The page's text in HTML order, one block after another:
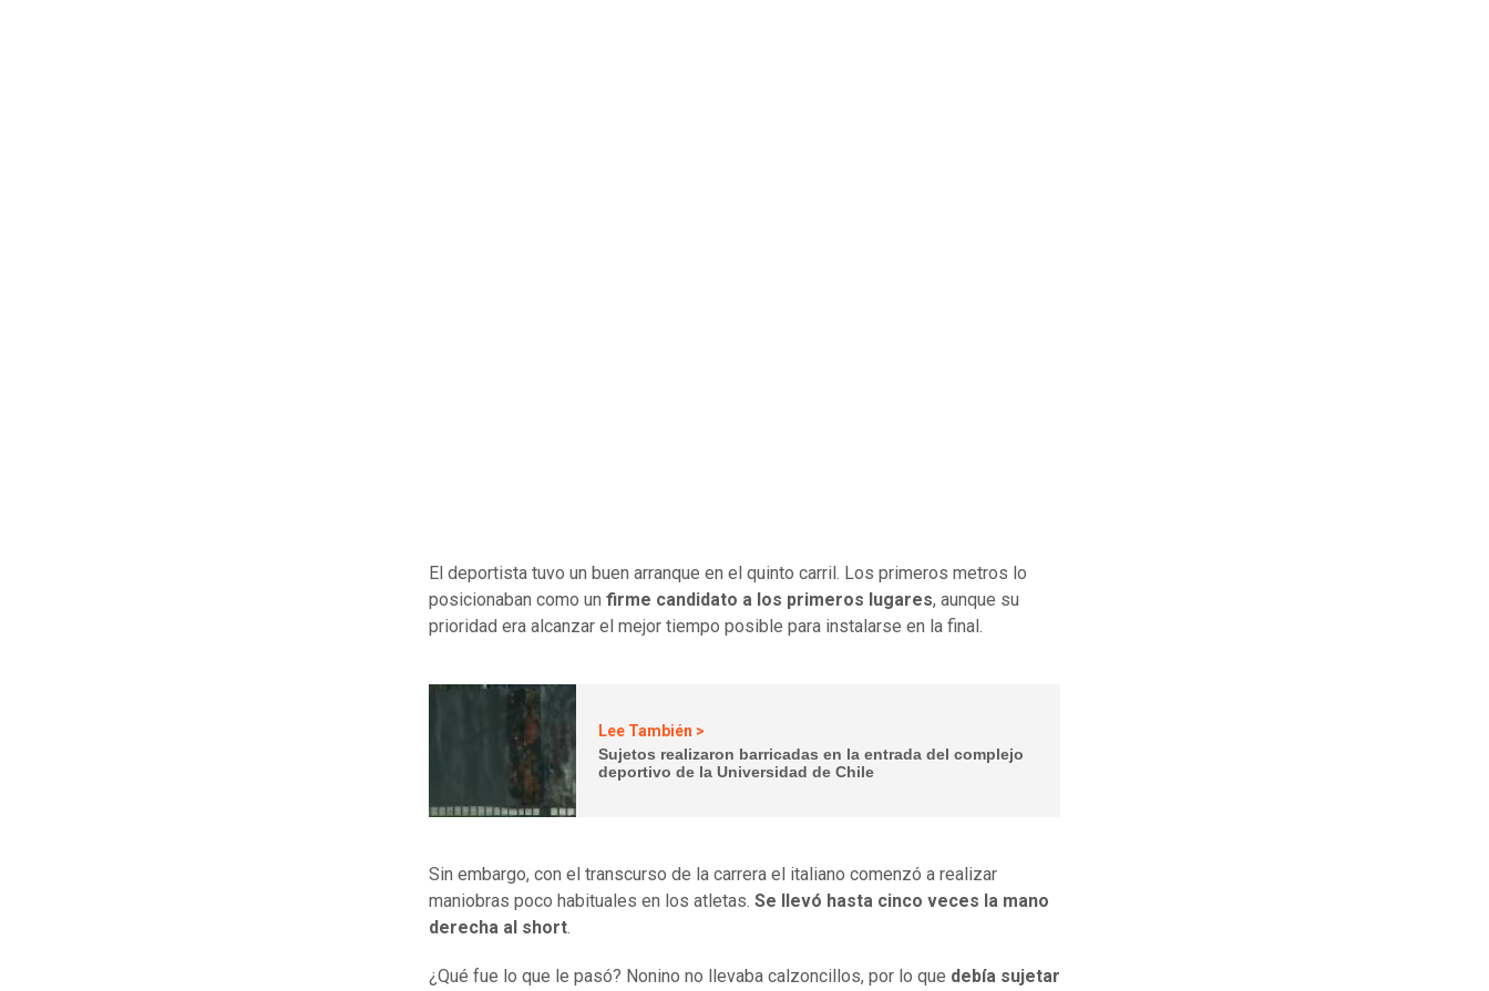
El deportista tuvo un buen arranque en el quinto carril. Los primeros metros lo
posicionaban como un firme candidato a los primeros lugares, aunque su
prioridad era alcanzar el mejor tiempo posible para instalarse en la final.
Lee También >
Sujetos realizaron barricadas en la entrada del complejo
deportivo de la Universidad de Chile
Sin embargo, con el transcurso de la carrera el italiano comenzó a realizar
maniobras poco habituales en los atletas. Se llevó hasta cinco veces la mano
derecha al short.
¿Qué fue lo que le pasó? Nonino no llevaba calzoncillos, por lo que debía sujetar